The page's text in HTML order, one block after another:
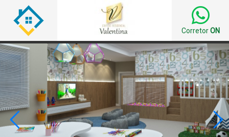
CorretorON
 